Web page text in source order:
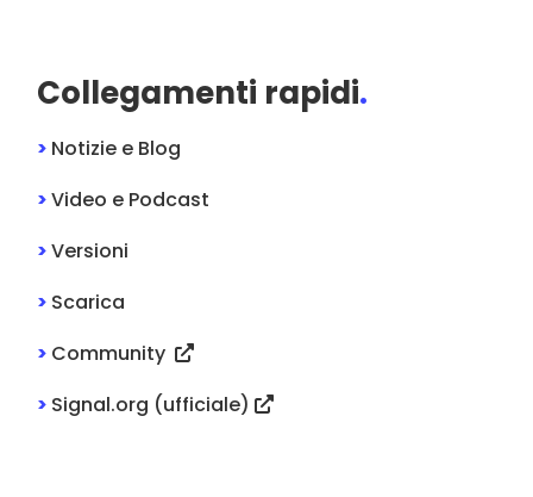
Collegamenti rapidi.
> Notizie e Blog
>Video e Podcast
>Versioni
> Scarica
> Community
> Signal.org (ufficiale)